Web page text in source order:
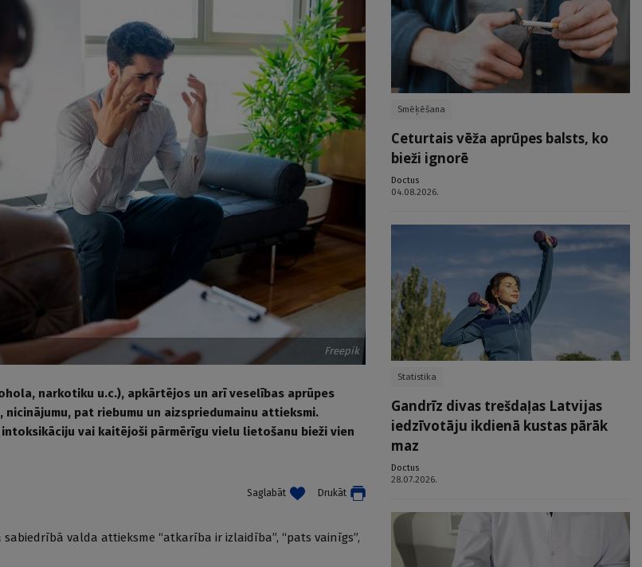
Freepik
narkotiku u.c.), apkārtējos un arī veselības aprūpes
pat riebumu un aizspriedumainu attieksmi.
vai kaitējoši pārmērīgu vielu lietošanu bieži vien
Saglabāt Drukāt
valda attieksme “atkarība ir izlaidība”, “pats vainīgs”,
Smēķēšana
Ceturtais vēža aprūpes balsts, ko
bieži ignorē
Doctus
04.08.2026.
Statistika
Gandrīz divas trešdaļas Latvijas
iedzīvotāju ikdienā kustas pārāk
maz
Doctus
28.07.2026.